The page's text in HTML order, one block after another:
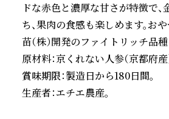
ドな赤色と濃厚な甘さが特徴で
ち、果肉の食感も楽しめます。お
苗（株）開発のファイトリッチ品
原材料：京くれない人参（京都府産
賞味期限：製造日から180日間。
生産者：エチエ農産。